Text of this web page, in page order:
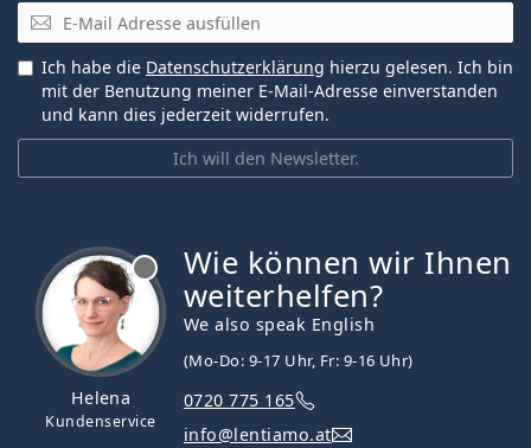
E-Mail
Ich will den Newsletter.
Ich habe die Datenschutzerklärung hierzu gelesen. Ich bin
mit der Benutzung meiner E-Mail-Adresse einverstanden
und kann dies jederzeit widerrufen.
Helena
Kundenservice
Wie können wir Ihnen
weiterhelfen?
We also speak English
(Mo-Do: 9-17 Uhr, Fr: 9-16 Uhr)
0720 775 165
info@lentiamo.at